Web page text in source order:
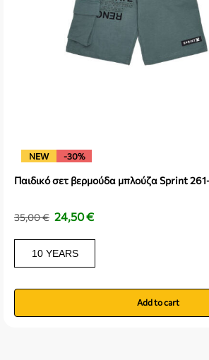
NEW -30%
Παιδικό σετ βερμούδα μπλούζα Sprint
35,00€ 24,50€
10 YEARS
Add to cart